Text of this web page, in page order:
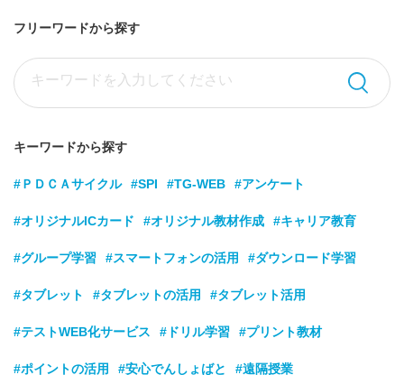
フリーワードから探す
キーワードから探す
#ＰＤＣＡサイクル #SPI #TG-WEB #アンケート
#オリジナルICカード #オリジナル教材作成 #キャリア教育
#グループ学習 #スマートフォンの活用 #ダウンロード学習
#タブレット #タブレットの活用 #タブレット活用
#テストWEB化サービス #ドリル学習 #プリント教材
#ポイントの活用 #安心でんしょばと #遠隔授業